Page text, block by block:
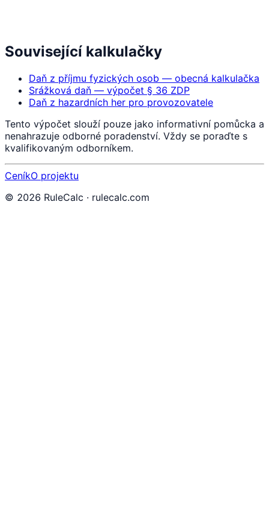
Související kalkulačky
Daň z příjmu fyzických osob — obecná kalkulačka
Srážková daň — výpočet § 36 ZDP
Daň z hazardních her pro provozovatele
Tento výpočet slouží pouze jako informativní pomůcka a
nenahrazuje odborné poradenství. Vždy se poraďte s
kvalifikovaným odborníkem.
CeníkO projektu
© 2026 RuleCalc · rulecalc.com